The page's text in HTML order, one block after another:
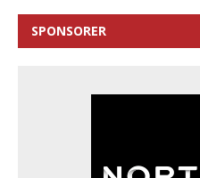
SPONSORER